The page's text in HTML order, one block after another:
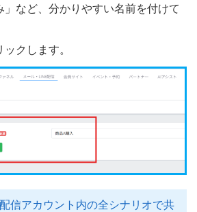
」など、分かりやすい名前を付けて
ックします。
信アカウント内の全シナリオで共